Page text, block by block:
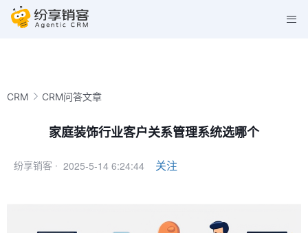
CRM CRM问答文章
家庭装饰行业客户关系管理系统选哪个
纷享销客 · 2025-5-14 6:24:44 关注